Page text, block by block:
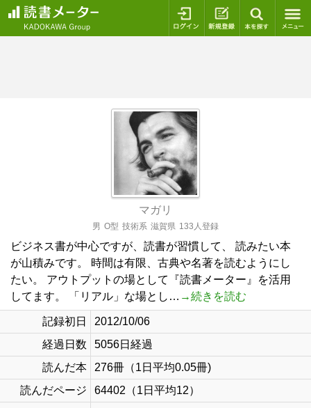
ログイン 新規登録
マガリ
男 O型 技術系 滋賀県 133人登録
ビジネス書が中心ですが、読書が習慣して、 読みたい本
が山積みです。 時間は有限、古典や名著を読むようにし
たい。 アウトプットの場として『読書メーター』を活用
してます。 「リアル」な場とし… →続きを読む
記録初日
2012/10/06
経過日数
5056日経過
読んだ本
276冊（1日平均0.05冊)
読んだページ
64402（1日平均12）